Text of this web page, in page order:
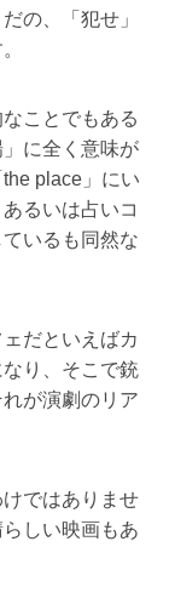
の、「犯せ」
ことでもある
に全く意味が
place」にい
るいは占いコ
いるも同然な
だといえばカ
り、そこで銃
が演劇のリア
ではありませ
しい映画もあ